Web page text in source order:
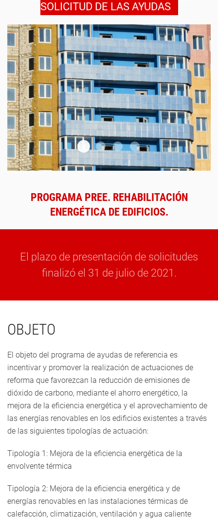
SOLICITUD DE LAS AYUDAS
Slide 1Slider 2
Slider 3Slider 4
PROGRAMA PREE. REHABILITACIÓN
ENERGÉTICA DE EDIFICIOS.
El plazo de presentación de solicitudes
finalizó el 31 de julio de 2021.
OBJETO
El objeto del programa de ayudas de referencia es
incentivar y promover la realización de actuaciones de
reforma que favorezcan la reducción de emisiones de
dióxido de carbono, mediante el ahorro energético, la
mejora de la eficiencia energética y el aprovechamiento de
las energías renovables en los edificios existentes a través
de las siguientes tipologías de actuación:
Tipología 1: Mejora de la eficiencia energética de la
envolvente térmica
Tipología 2: Mejora de la eficiencia energética y de
energías renovables en las instalaciones térmicas de
calefacción, climatización, ventilación y agua caliente